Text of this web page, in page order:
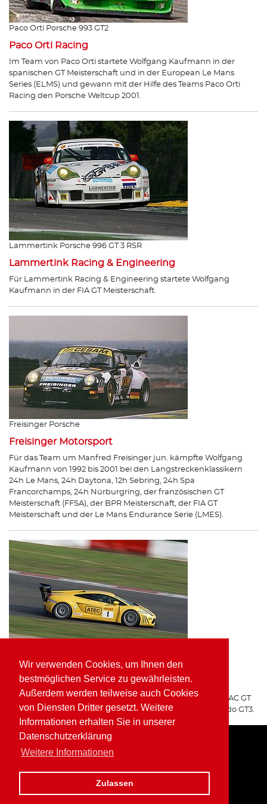
Wir verwenden Cookies, um Ihnen den
bestmöglichen Service zu gewährleisten.
Außerdem werden teilweise auch Cookies
von Diensten Dritter gesetzt. Weitere
Informationen erhalten Sie in unserer
Datenschutzerklärung
Weitere Informationen
Zulassen
Paco Orti Porsche 993 GT2
Paco Orti Racing
Im Team von Paco Orti startete Wolfgang Kaufmann in der
spanischen GT Meisterschaft und in der European Le Mans
Series (ELMS) und gewann mit der Hilfe des Teams Paco Orti
Racing den Porsche Weltcup 2001.
Lammertink Porsche 996 GT 3 RSR
Lammertink Racing & Engineering
Für Lammertink Racing & Engineering startete Wolfgang
Kaufmann in der FIA GT Meisterschaft.
Freisinger Porsche
Freisinger Motorsport
Für das Team um Manfred Freisinger jun. kämpfte Wolfgang
Kaufmann von 1992 bis 2001 bei den Langstreckenklassikern
24h Le Mans, 24h Daytona, 12h Sebring, 24h Spa
Francorchamps, 24h Nürburgring, der französischen GT
Meisterschaft (FFSA), der BPR Meisterschaft, der FIA GT
Meisterschaft und der Le Mans Endurance Serie (LMES).
ATEC Fluid Systems Lamborghini Gallardo GT3
ARGO Racing
Für ARGO Racing startete Wolfgang Kaufmann in der ADAC GT
Masters auf dem ATEC Fluid Systems Lamborghini Gallardo GT3.
Home Impressum